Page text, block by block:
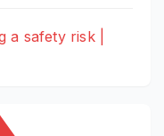
a safety risk |